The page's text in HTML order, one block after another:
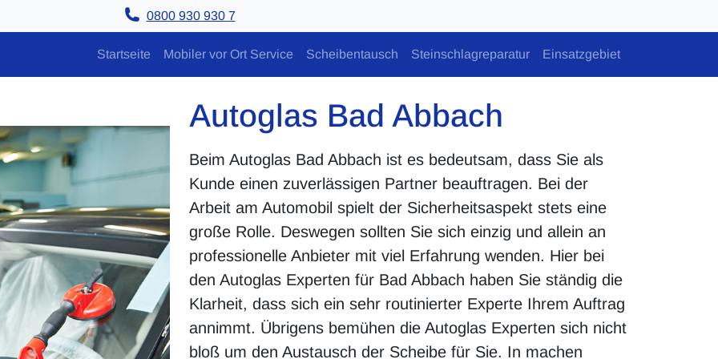
0800 930 930 7
Startseite Mobiler vor Ort Service Scheibentausch Steinschlagreparatur Einsatzgebiet
Autoglas Bad Abbach
Beim Autoglas Bad Abbach ist es bedeutsam, dass Sie als
Kunde einen zuverlässigen Partner beauftragen. Bei der
Arbeit am Automobil spielt der Sicherheitsaspekt stets eine
große Rolle. Deswegen sollten Sie sich einzig und allein an
professionelle Anbieter mit viel Erfahrung wenden. Hier bei
den Autoglas Experten für Bad Abbach haben Sie ständig die
Klarheit, dass sich ein sehr routinierter Experte Ihrem Auftrag
annimmt. Übrigens bemühen die Autoglas Experten sich nicht
bloß um den Austausch der Scheibe für Sie. In machen